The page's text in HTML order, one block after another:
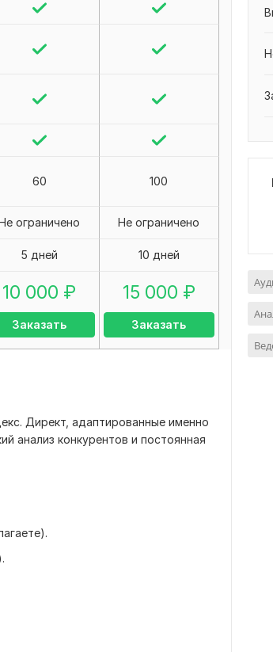
60 100
ограничено Не ограничено
5 дней 10 дней
10 000 ₽
Заказать
15 000 ₽
Заказать
Директ, адаптированные именно
анализ конкурентов и постоянная